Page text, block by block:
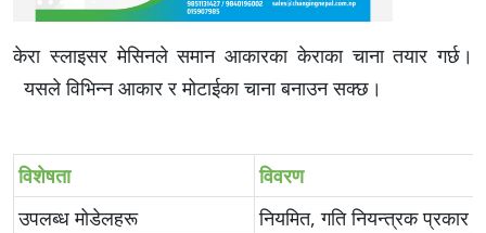
केरा स्लाइसर मेसिनले समान आकारका केराका चाना तयार गर्छ।
यसले विभिन्न आकार र मोटाईका चाना बनाउन सक्छ।
विशेषता
विवरण
उपलब्ध मोडेलहरू
नियमित, गति नियन्त्रक प्रकार